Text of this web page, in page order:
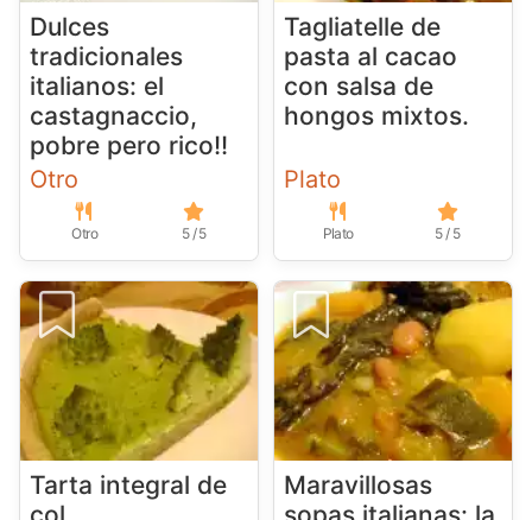
Dulces
tradicionales
italianos: el
castagnaccio,
pobre pero rico!!
Otro
Otro 5 / 5
Tagliatelle de
pasta al cacao
con salsa de
hongos mixtos.
Plato
Plato 5 / 5
Tarta integral de
Maravillosas